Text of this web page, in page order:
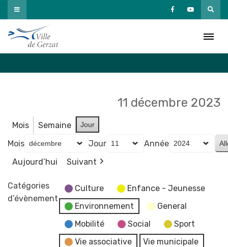
Passer
au
contenu
11 décembre 2023
Mois Semaine Jour
Mois Jour
Année
Aujourd’hui
Suivant
Catégories
d’évènement
Culture
Enfance - Jeunesse
Environnement
General
Mobilité
Social
Sport
Vie associative
Vie municipale